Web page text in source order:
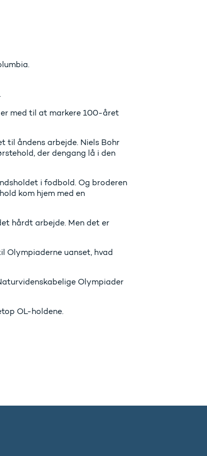
med til at markere 100-året
til åndens arbejde. Niels Bohr
der dengang lå i den
i fodbold. Og broderen
kom hjem med en
hårdt arbejde. Men det er
Olympiaderne uanset, hvad
Olympiader
OL-holdene.